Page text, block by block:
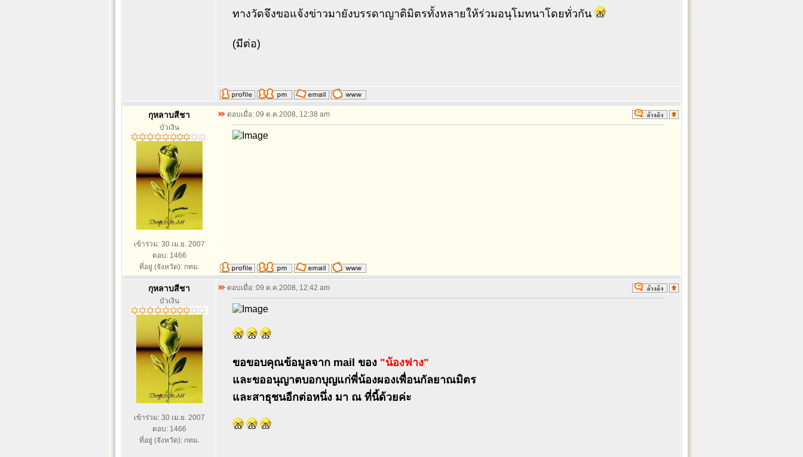
ทางวัดจึงขอแจ้งข่าวมายังบรรดาญาติมิตรทั้งหลายให้ร่วมอนุโมทนาโดยทั่วกัน
(มีต่อ)
กุหลาบสีชา
บัวเงิน
เข้าร่วม: 30 เม.ย. 2007
ตอบ: 1466
ที่อยู่ (จังหวัด): กทม.
ตอบเมื่อ: 09 ต.ค.2008, 12:38 am
กุหลาบสีชา
บัวเงิน
เข้าร่วม: 30 เม.ย. 2007
ตอบ: 1466
ที่อยู่ (จังหวัด): กทม.
ตอบเมื่อ: 09 ต.ค.2008, 12:42 am
ขอขอบคุณข้อมูลจาก mail ของ "น้องฟาง"
และขออนุญาตบอกบุญแก่พี่น้องผองเพื่อนกัลยาณมิตร
และสาธุชนอีกต่อหนึ่ง มา ณ ที่นี้ด้วยค่ะ